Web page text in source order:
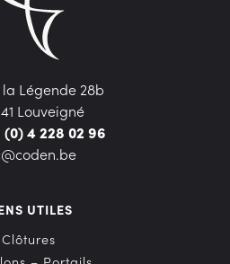
la Légende 28b
Louveigné
(0) 4 228 02 96
UTILES
Clôtures